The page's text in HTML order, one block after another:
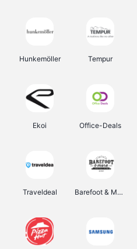
Hunkemöller Tempur
Ekoi Office-Deals
Traveldeal Barefoot & More